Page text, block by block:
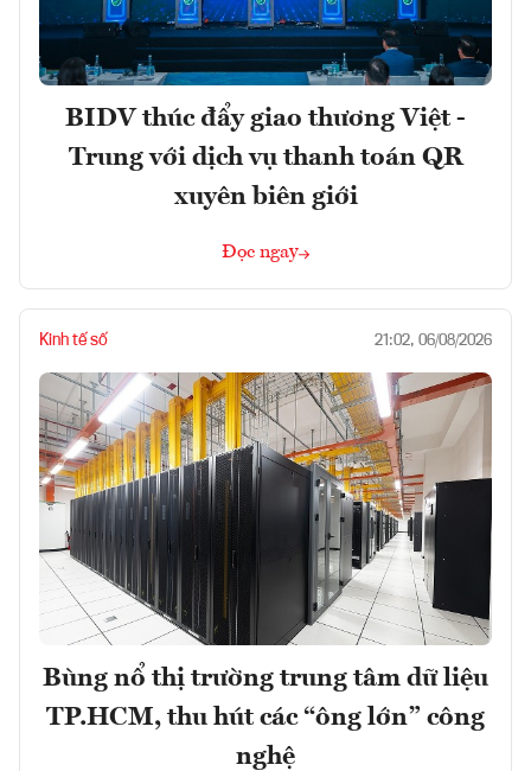
BIDV thúc đẩy giao thương Việt -
Trung với dịch vụ thanh toán QR
xuyên biên giới
Đọc ngay
Kinh tế số 21:02, 06/08/2026
Bùng nổ thị trường trung tâm dữ liệu
TP.HCM, thu hút các “ông lớn” công
nghệ